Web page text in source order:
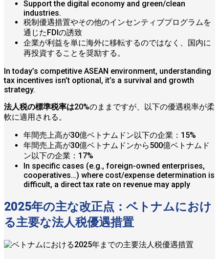
Support the digital economy and green/clean
industries.
税制優遇措置やその他のインセンティブプログラムを
通じたFDIの誘致
企業が利益を単に海外に移転するのではなく、国内に
再投資することを奨励する。
In today’s competitive ASEAN environment, understanding
tax incentives isn’t optional, it’s a survival and growth
strategy.
法人税の標準税率は20%のままですが、以下の優遇税率が柔
軟に適用される。
年間売上高が30億ベトナムドン以下の企業：15%
年間売上高が30億ベトナムドンから500億ベトナムド
ン以下の企業：17%
In specific cases (e.g., foreign-owned enterprises,
cooperatives…) where cost/expense determination is
difficult, a direct tax rate on revenue may apply
2025年の主な改正点：ベトナムにおけ
る主要な法人税優遇措置